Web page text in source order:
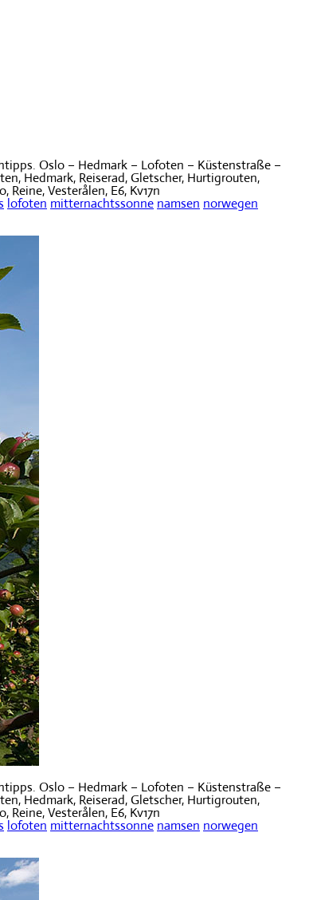
Oslo – Hedmark – Lofoten – Küstenstraße –
Hedmark, Reiserad, Gletscher, Hurtigrouten,
Vesterålen, E6, Kv17n
lofoten mitternachtssonne namsen norwegen
Oslo – Hedmark – Lofoten – Küstenstraße –
Hedmark, Reiserad, Gletscher, Hurtigrouten,
Vesterålen, E6, Kv17n
lofoten mitternachtssonne namsen norwegen